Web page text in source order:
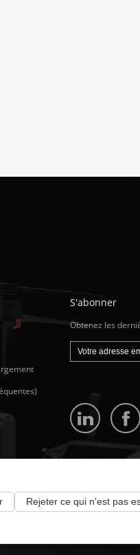
S'abonner
Obtenez les
Rejeter ce qui n'est pas